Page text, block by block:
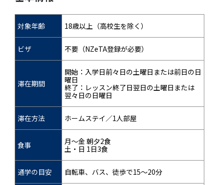
対象年齢 18歳以上（高校生を除く）
ビザ 不要（NZeTA登録が必要）
滞在期間
開始：入学日前々日の土曜日または前日の日
曜日
終了：レッスン終了日翌日の土曜日または
翌々日の日曜日
滞在方法 ホームステイ／1人部屋
食事
月～金 朝夕2食
土・日 1日3食
通学の目安 自転車、バス、徒歩で15～20分